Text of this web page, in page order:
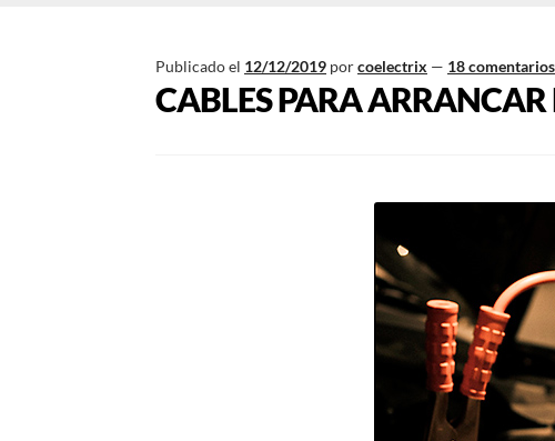
Publicado el 12/12/2019 porcoelectrix — 18 comentarios
CABLES PARA